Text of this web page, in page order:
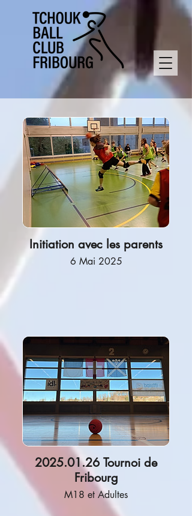
Initiation avec les parents
6 Mai 2025
2025.01.26 Tournoi de
Fribourg
M18 et Adultes